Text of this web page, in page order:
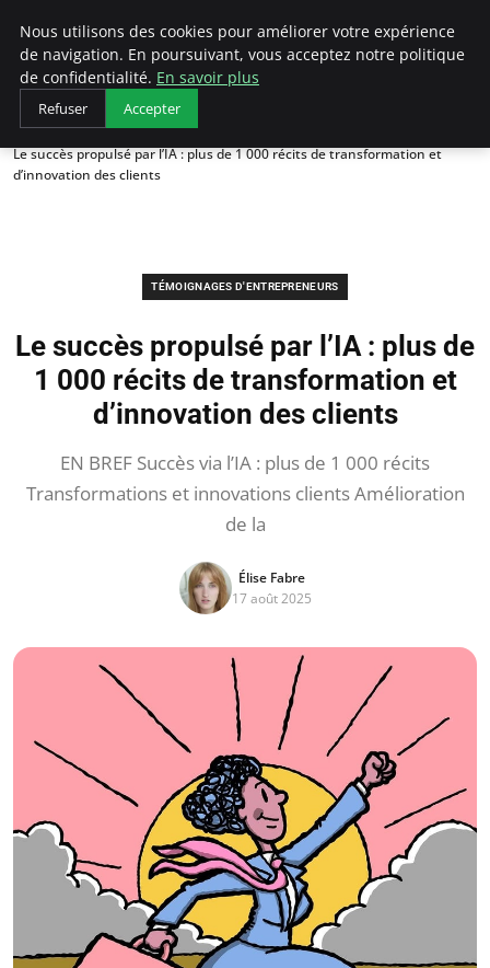
LECFCM
Accueil
Témoignages d'entrepreneurs
Le succès propulsé par l’IA : plus de 1 000 récits de transformation et
d’innovation des clients
TÉMOIGNAGES D'ENTREPRENEURS
Le succès propulsé par l’IA : plus de
1 000 récits de transformation et
d’innovation des clients
EN BREF Succès via l’IA : plus de 1 000 récits
Transformations et innovations clients Amélioration
de la
Élise Fabre
17 août 2025
Nous utilisons des cookies pour améliorer votre expérience
de navigation. En poursuivant, vous acceptez notre politique
de confidentialité. En savoir plus
Refuser Accepter